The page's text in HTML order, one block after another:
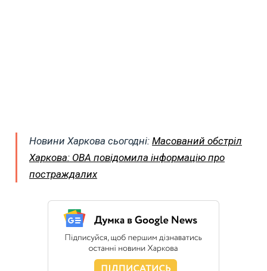
Новини Харкова сьогодні: Масований обстріл
Харкова: ОВА повідомила інформацію про
постраждалих